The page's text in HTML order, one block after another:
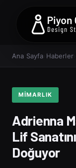
Ana Sayfa Haberler›
MIMARLIK
Adrienna
Lif
Doğuyor